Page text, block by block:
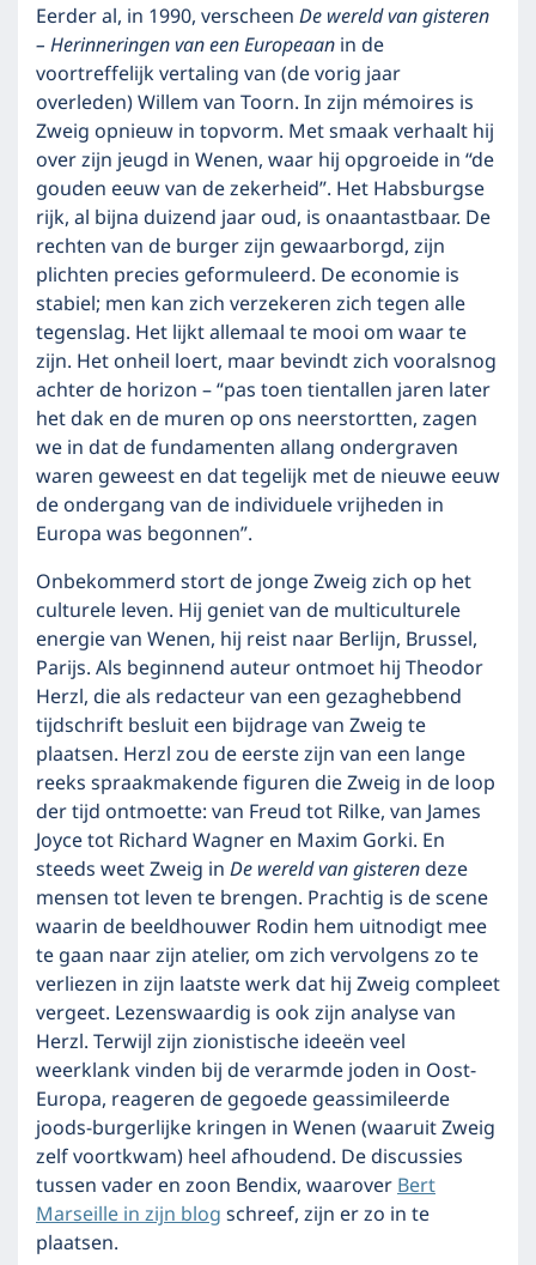
Eerder al, in 1990, verscheenDe wereld van gisteren
– Herinneringen van een Europeaanin de
voortreffelijk vertaling van (de vorig jaar
overleden) Willem van Toorn. In zijn mémoires is
Zweig opnieuw in topvorm. Met smaak verhaalt hij
over zijn jeugd in Wenen, waar hij opgroeide in “de
gouden eeuw van de zekerheid”. Het Habsburgse
rijk, al bijna duizend jaar oud, is onaantastbaar. De
rechten van de burger zijn gewaarborgd, zijn
plichten precies geformuleerd. De economie is
stabiel; men kan zich verzekeren zich tegen alle
tegenslag. Het lijkt allemaal te mooi om waar te
zijn. Het onheil loert, maar bevindt zich vooralsnog
achter de horizon – “pas toen tientallen jaren later
het dak en de muren op ons neerstortten, zagen
we in dat de fundamenten allang ondergraven
waren geweest en dat tegelijk met de nieuwe eeuw
de ondergang van de individuele vrijheden in
Europa was begonnen”.
Onbekommerd stort de jonge Zweig zich op het
culturele leven. Hij geniet van de multiculturele
energie van Wenen, hij reist naar Berlijn, Brussel,
Parijs. Als beginnend auteur ontmoet hij Theodor
Herzl, die als redacteur van een gezaghebbend
tijdschrift besluit een bijdrage van Zweig te
plaatsen. Herzl zou de eerste zijn van een lange
reeks spraakmakende figuren die Zweig in de loop
der tijd ontmoette: van Freud tot Rilke, van James
Joyce tot Richard Wagner en Maxim Gorki. En
steeds weet Zweig inDe wereld van gisterendeze
mensen tot leven te brengen. Prachtig is de scene
waarin de beeldhouwer Rodin hem uitnodigt mee
te gaan naar zijn atelier, om zich vervolgens zo te
verliezen in zijn laatste werk dat hij Zweig compleet
vergeet. Lezenswaardig is ook zijn analyse van
Herzl. Terwijl zijn zionistische ideeën veel
weerklank vinden bij de verarmde joden in Oost-
Europa, reageren de gegoede geassimileerde
joods-burgerlijke kringen in Wenen (waaruit Zweig
zelf voortkwam) heel afhoudend. De discussies
tussen vader en zoon Bendix, waaroverBert
Marseille in zijn blogschreef, zijn er zo in te
plaatsen.